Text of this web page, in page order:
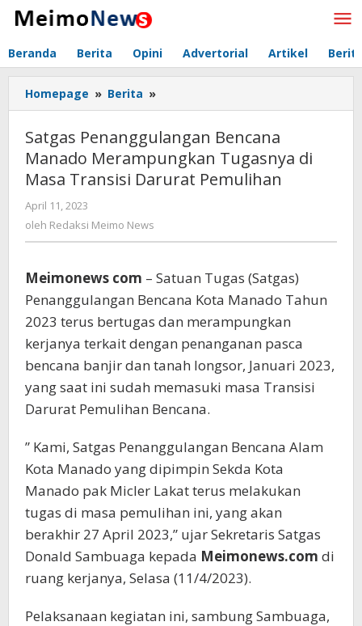
Lewati
Beranda Berita Opini Advertorial Artikel
Homepage » Berita »
Penanggulangan
Bencana
Manado
Merampungkan
Tugasnya
Darurat
Satgas Penanggulangan Bencana
Manado Merampungkan Tugasnya di
Masa Transisi Darurat Pemulihan
April 11, 2023
Redaksi
oleh Redaksi Meimo News
Meimonews com – Satuan Tugas (Satgas)
Penanggulangan Bencana Kota Manado Tahun
2023 terus bertugas dan merampungkan
kerjanya terkait dengan penanganan pasca
bencana banjir dan tanah longsor, Januari 2023,
yang saat ini sudah memasuki masa Transisi
Darurat Pemulihan Bencana.
” Kami, Satgas Penanggulangan Bencana Alam
Kota Manado yang dipimpin Sekda Kota
Manado pak Micler Lakat terus melakukan
tugas di masa pemulihan ini, yang akan
berakhir 27 April 2023,” ujar Sekretaris Satgas
Donald Sambuaga kepada Meimonews.com di
ruang kerjanya, Selasa (11/4/2023).
Pelaksanaan kegiatan ini, sambung Sambuaga,